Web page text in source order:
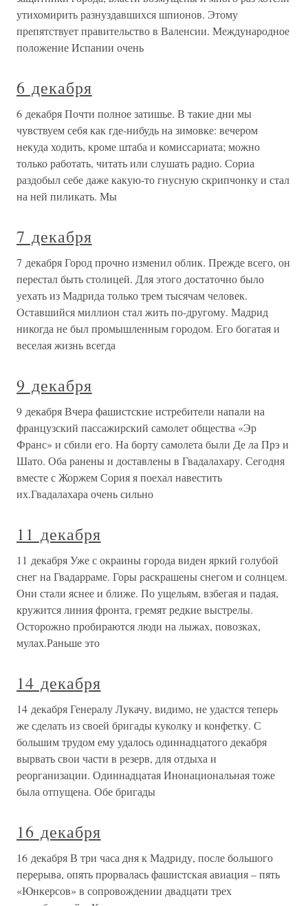
утихомирить разнуздавшихся шпионов. Этому
препятствует правительство в Валенсии. Международное
положение Испании очень
6 декабря
6 декабря Почти полное затишье. В такие дни мы
чувствуем себя как где-нибудь на зимовке: вечером
некуда ходить, кроме штаба и комиссариата; можно
только работать, читать или слушать радио. Сориа
раздобыл себе даже какую-то гнусную скрипчонку и стал
на ней пиликать. Мы
7 декабря
7 декабря Город прочно изменил облик. Прежде всего, он
перестал быть столицей. Для этого достаточно было
уехать из Мадрида только трем тысячам человек.
Оставшийся миллион стал жить по-другому. Мадрид
никогда не был промышленным городом. Его богатая и
веселая жизнь всегда
9 декабря
9 декабря Вчера фашистские истребители напали на
французский пассажирский самолет общества «Эр
Франс» и сбили его. На борту самолета были Де ла Прэ и
Шато. Оба ранены и доставлены в Гвадалахару. Сегодня
вместе с Жоржем Сория я поехал навестить
их.Гвадалахара очень сильно
11 декабря
11 декабря Уже с окраины города виден яркий голубой
снег на Гвадарраме. Горы раскрашены снегом и солнцем.
Они стали яснее и ближе. По ущельям, взбегая и падая,
кружится линия фронта, гремят редкие выстрелы.
Осторожно пробираются люди на лыжах, повозках,
мулах.Раньше это
14 декабря
14 декабря Генералу Лукачу, видимо, не удастся теперь
же сделать из своей бригады куколку и конфетку. С
большим трудом ему удалось одиннадцатого декабря
вырвать свои части в резерв, для отдыха и
реорганизации. Одиннадцатая Инонациональная тоже
была отпущена. Обе бригады
16 декабря
16 декабря В три часа дня к Мадриду, после большого
перерыва, опять прорвалась фашистская авиация – пять
«Юнкерсов» в сопровождении двадцати трех